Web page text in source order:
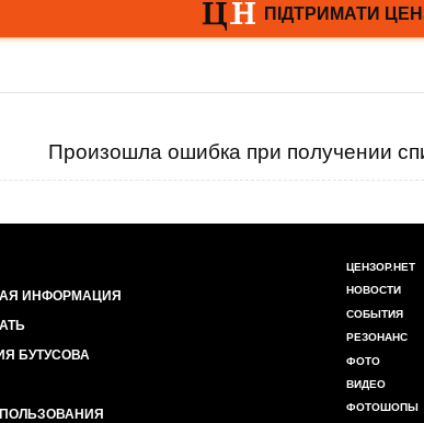
Произошла ошибка при получении
ИНФОРМАЦИЯ
БУТУСОВА
ЦЕНЗОР.НЕТ
НОВОСТИ
СОБЫТИЯ
РЕЗОНАНС
ФОТО
ВИДЕО
ФОТОШОПЫ